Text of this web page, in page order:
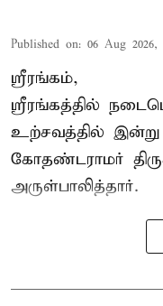
Published on: 06 Aug 2026,
ஸ்ரீரங்கம்,
ஸ்ரீரங்கத்தில்
உற்சவத்தில்
கோதண்டராமர்
அருள்பாலித்தார்.